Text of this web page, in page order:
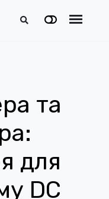
та
для
DC